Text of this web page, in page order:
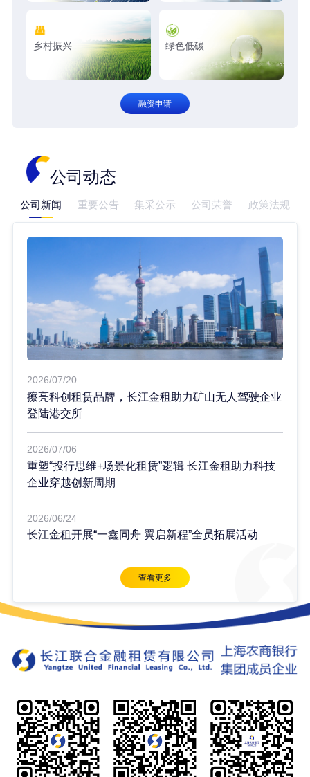
乡村振兴 绿色低碳
融资申请
公司动态
公司新闻 重要公告 集采公示 公司荣誉 政策法规
2026/07/20
擦亮科创租赁品牌，长江金租助力矿山无人驾驶企业
登陆港交所
2026/07/06
重塑“投行思维+场景化租赁”逻辑 长江金租助力科技
企业穿越创新周期
2026/06/24
长江金租开展“一鑫同舟 翼启新程”全员拓展活动
查看更多